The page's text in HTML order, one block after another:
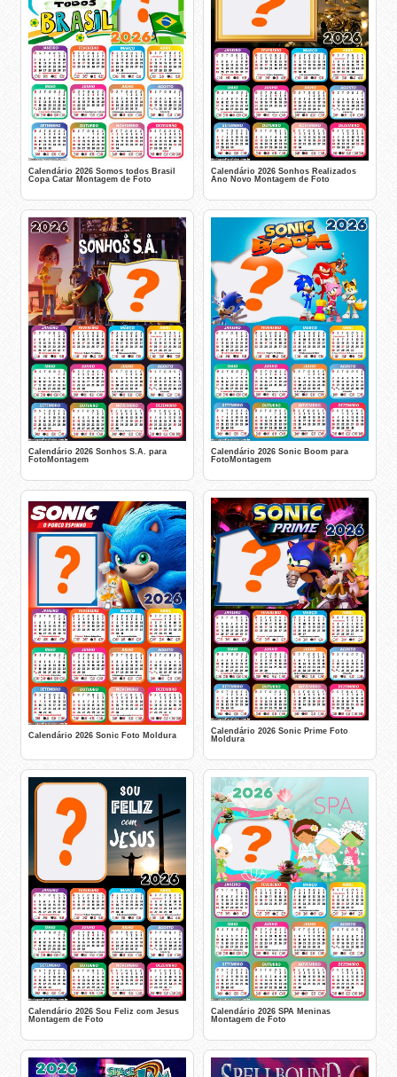
Calendário 2026 Somos todos Brasil
Copa Catar Montagem de Foto
Calendário 2026 Sonhos Realizados
Ano Novo Montagem de Foto
Calendário 2026 Sonhos S.A. para
FotoMontagem
Calendário 2026 Sonic Boom para
FotoMontagem
Calendário 2026 Sonic Foto Moldura
Calendário 2026 Sonic Prime Foto
Moldura
Calendário 2026 Sou Feliz com Jesus
Montagem de Foto
Calendário 2026 SPA Meninas
Montagem de Foto